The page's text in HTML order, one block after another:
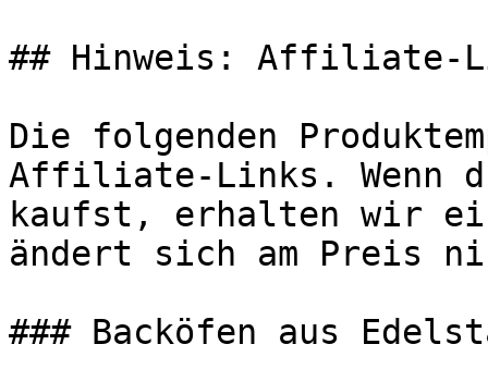
## Hinweis: Affiliate-
Die folgenden
Affiliate-Links. Wenn
kaufst, erhalten wir
ändert sich am Preis
### Backöfen aus